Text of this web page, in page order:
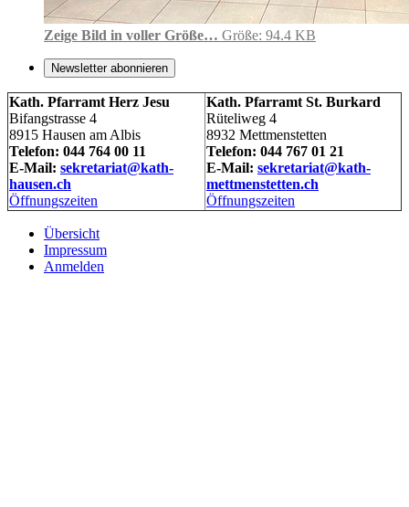
Zeige Bild in voller Größe… Größe: 94.4 KB
Newsletter abonnieren
Kath. Pfarramt Herz Jesu
Bifangstrasse 4
8915 Hausen am Albis
Telefon: 044 764 00 11
E-Mail: sekretariat@kath-
hausen.ch
Öffnungszeiten
Kath. Pfarramt St. Burkard
Rüteliweg 4
8932 Mettmenstetten
Telefon: 044 767 01 21
E-Mail: sekretariat@kath-
mettmenstetten.ch
Öffnungszeiten
Übersicht
Impressum
Anmelden